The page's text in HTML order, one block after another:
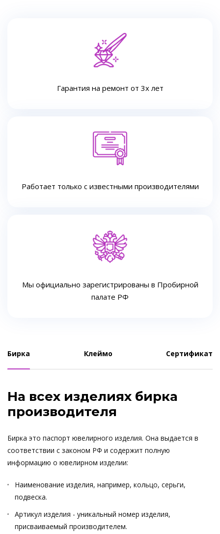
Гарантия на ремонт от 3х лет
Работает только с известными производителями
Мы официально зарегистрированы в Пробирной
палате РФ
Бирка Клеймо Сертификат
На всех изделиях бирка
производителя
Бирка это паспорт ювелирного изделия. Она выдается в
соответствии с законом РФ и содержит полную
информацию о ювелирном изделии:
Наименование изделия, например, кольцо, серьги,
подвеска.
Артикул изделия - уникальный номер изделия,
присваиваемый производителем.